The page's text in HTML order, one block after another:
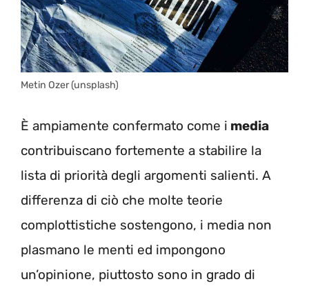
Metin Ozer (unsplash)
È ampiamente confermato come i media
contribuiscano fortemente a stabilire la
lista di priorità degli argomenti salienti. A
differenza di ciò che molte teorie
complottistiche sostengono, i media non
plasmano le menti ed impongono
un’opinione, piuttosto sono in grado di